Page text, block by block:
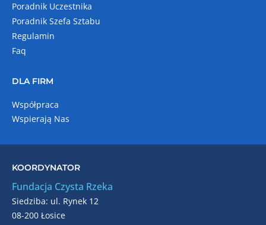
Poradnik Uczestnika
Poradnik Szefa Sztabu
Regulamin
Faq
DLA FIRM
Współpraca
Wspierają Nas
KOORDYNATOR
Fundacja Czysta Rzeka
Siedziba: ul. Rynek 12
08-200 Łosice